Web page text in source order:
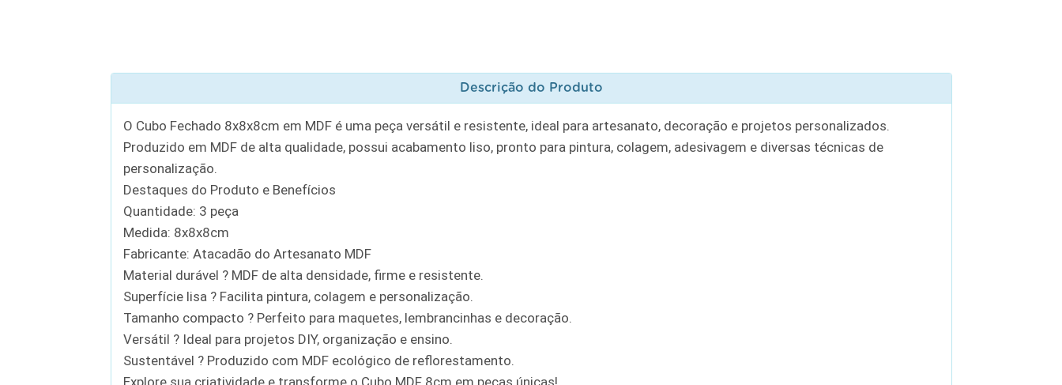
Descrição do Produto
O Cubo Fechado 8x8x8cm em MDF é uma peça versátil e resistente, ideal para artesanato, decoração e projetos personalizados.
Produzido em MDF de alta qualidade, possui acabamento liso, pronto para pintura, colagem, adesivagem e diversas técnicas de
personalização.
Destaques do Produto e Benefícios
Quantidade: 3 peça
Medida: 8x8x8cm
Fabricante: Atacadão do Artesanato MDF
Material durável ? MDF de alta densidade, firme e resistente.
Superfície lisa ? Facilita pintura, colagem e personalização.
Tamanho compacto ? Perfeito para maquetes, lembrancinhas e decoração.
Versátil ? Ideal para projetos DIY, organização e ensino.
Sustentável ? Produzido com MDF ecológico de reflorestamento.
Explore sua criatividade e transforme o Cubo MDF 8cm em peças únicas!